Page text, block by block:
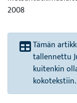
2008
Tämän
tallennettu
kuitenkin
kokotekstiin.